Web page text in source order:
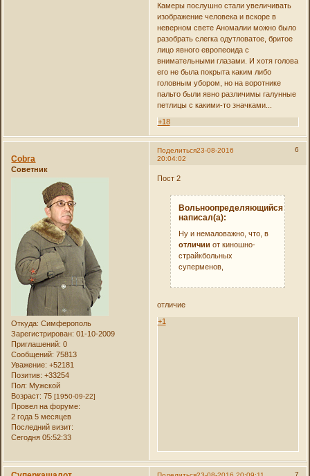
Камеры послушно стали увеличивать
изображение человека и вскоре в
неверном свете Аномалии можно было
разобрать слегка одутловатое, бритое
лицо явного европеоида с
внимательными глазами. И хотя голова
его не была покрыта каким либо
головным убором, но на воротнике
пальто были явно различимы галунные
петлицы с какими-то значками...
+18
Поделиться 6
23-08-2016
20:04:02
Cobra
Советник
Откуда: Симферополь
Зарегистрирован: 01-10-2009
Приглашений: 0
Сообщений: 75813
Уважение: +52181
Позитив: +33254
Пол: Мужской
Возраст: 75[1950-09-22]
Провел на форуме:
2 года 5 месяцев
Последний визит:
Сегодня 05:52:33
Пост 2
Вольноопределяющийся
написал(а):
Ну и немаловажно, что, в
отличии от киношно-
страйкбольных
суперменов,
отличие
+1
7